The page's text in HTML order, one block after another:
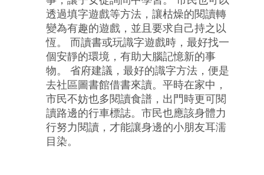
透過填字遊戲等方法，讓枯燥的閱讀轉
變為有趣的遊戲，並且要求自己持之以
恆。 而讀書或玩識字遊戲時，最好找一
個安靜的環境，有助大腦記憶新的事
物。 省府建議，最好的識字方法，便是
去社區圖書館借書來讀。平時在家中，
市民不妨也多閱讀食譜，出門時更可閱
讀路邊的行車標誌。市民也應該身體力
行努力閱讀，才能讓身邊的小朋友耳濡
目染。